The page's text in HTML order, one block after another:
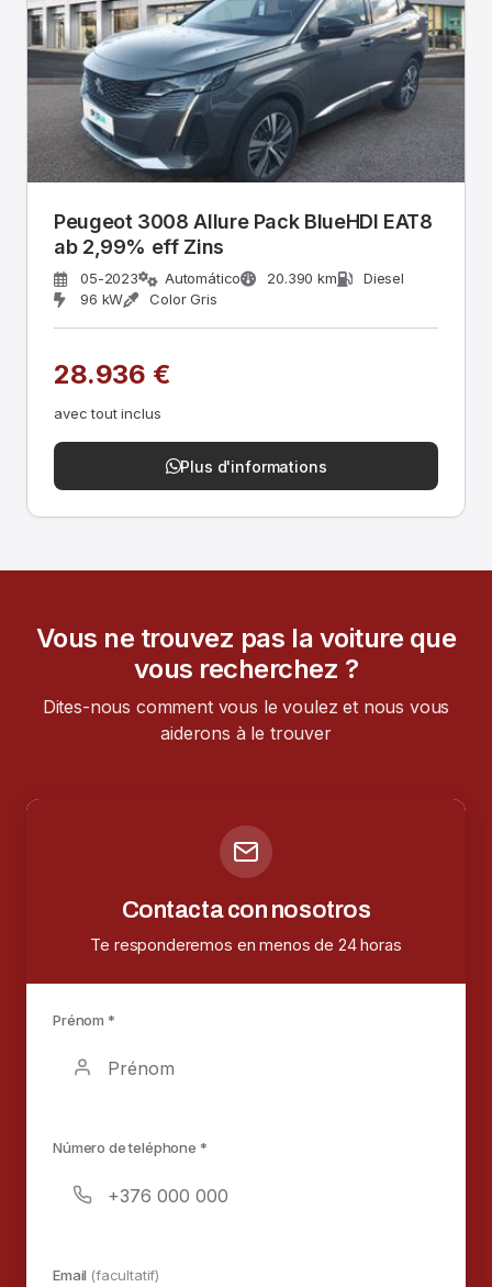
Peugeot 3008 Allure Pack BlueHDI EAT8
ab 2,99% eff Zins
05-2023 Automático 20.390 km
Diesel
96 kW
Color Gris
28.936 €
avec tout inclus
Plus d'informations
Vous ne trouvez pas la voiture que
vous recherchez ?
Dites-nous comment vous le voulez et nous vous
aiderons à le trouver
Contacta con nosotros
Te responderemos en menos de 24 horas
Prénom *
Número de teléphone *
Email (facultatif)